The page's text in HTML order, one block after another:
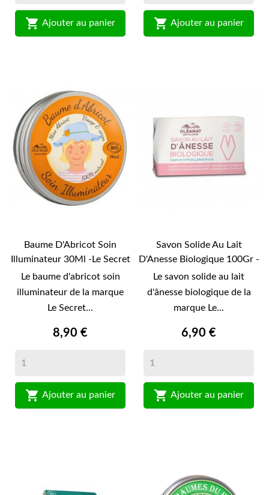
 Ajouter au panier  Ajouter au panier
Baume D'Abricot Soin
Illuminateur 30Ml -Le Secret
Naturel-
Le baume d'abricot soin
illuminateur de la marque
Le Secret...
8,90 €
 Ajouter au panier
Savon Solide Au Lait
D'Anesse Biologique 100Gr -
Le Secret...
Le savon solide au lait
d'ânesse biologique de la
marque Le...
6,90 €
 Ajouter au panier